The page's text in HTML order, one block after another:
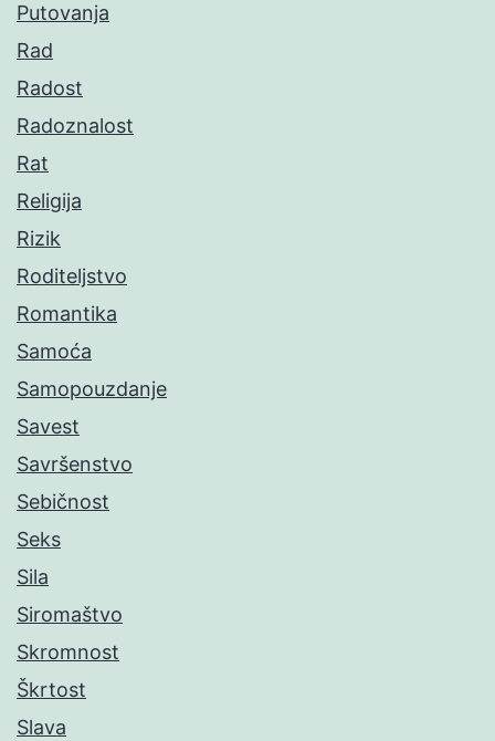
Putovanja
Rad
Radost
Radoznalost
Rat
Religija
Rizik
Roditeljstvo
Romantika
Samoća
Samopouzdanje
Savest
Savršenstvo
Sebičnost
Seks
Sila
Siromaštvo
Skromnost
Škrtost
Slava